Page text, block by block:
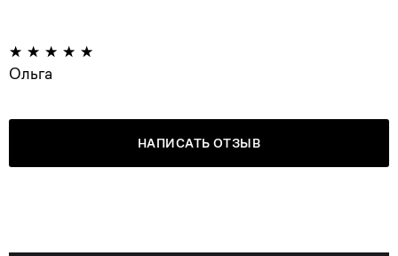
Ольга
НАПИСАТЬ ОТЗЫВ